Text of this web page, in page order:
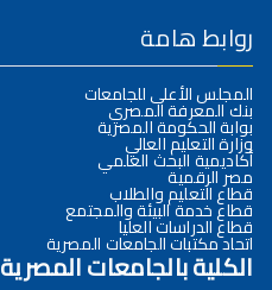
روابط هامة
المجلس الأعلى للجامعات
بنك المعرفة المصري
بوابة الحكومة المصرية
وزارة التعليم العالي
أكاديمية البحث العلمي
مصر الرقمية
قطاع التعليم والطلاب
قطاع خدمة البيئة والمجتمع
قطاع الدراسات العليا
اتحاد مكتبات الجامعات المصرية
الكلية بالجامعات المصرية